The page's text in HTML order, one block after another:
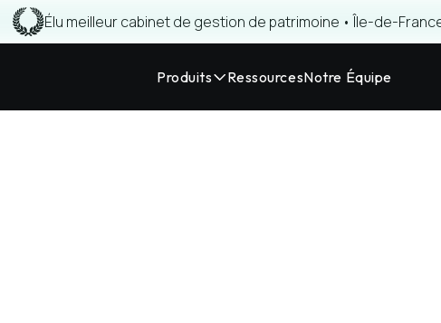
Élu meilleur cabinet de gestion de patrimoine • Île-de-
Produits RessourcesNotre Équipe